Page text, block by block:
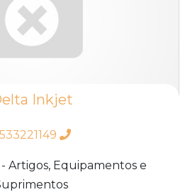
Inkjet
Artigos, Equipamentos e